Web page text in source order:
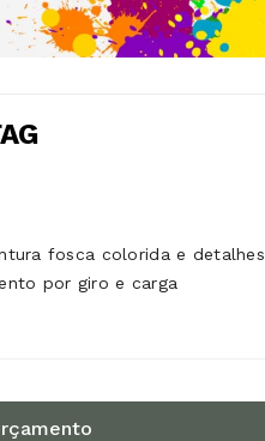
fosca colorida e detalhes
por giro e carga